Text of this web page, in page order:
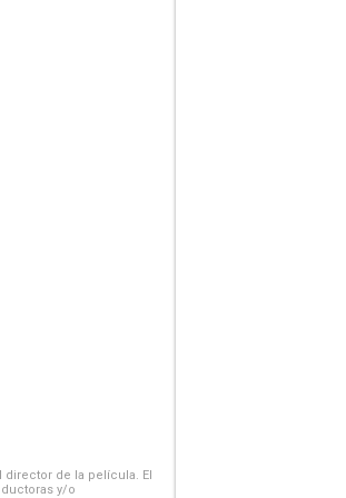
de la película. El
y/o